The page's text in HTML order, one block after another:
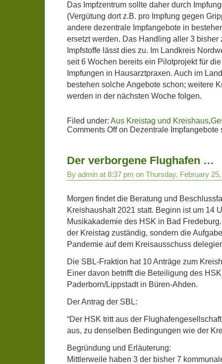
Das Impfzentrum sollte daher durch
(Vergütung dort z.B. pro Impfung gegen
andere dezentrale Impfangebote in
ersetzt werden. Das Handling aller 3 bisher
Impfstoffe lässt dies zu. Im Landkreis
seit 6 Wochen bereits ein Pilotprojekt für
Impfungen in Hausarztpraxen. Auch im
bestehen solche Angebote schon; weitere
werden in der nächsten Woche folgen.
Filed under: Aus Kreistag und Kreishaus,
Comments Offon Dezentrale Impfangebote
Der verborgene Flughafen …
By admin at 8:37 pm on Thursday, February
Morgen findet die Beratung und
Kreishaushalt 2021 statt. Beginn ist um 14
Musikakademie des HSK in Bad
der Kreistag zuständig, sondern die
Pandemie auf dem Kreisausschuss
Die SBL-Fraktion hat 10 Anträge zum
Einer davon betrifft die Beteiligung des
Paderborn/Lippstadt in Büren-Ahden.
Der Antrag der SBL:
“Der HSK tritt aus der
aus, zu denselben Bedingungen wie der
Begründung und Erläuterung:
Mittlerweile haben 3 der bisher 7